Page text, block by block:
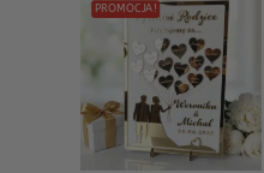
PROMOCJA!